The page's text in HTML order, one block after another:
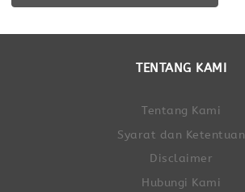
TENTANG KAMI
Tentang Kami
Syarat dan Ketentuan
Disclaimer
Hubungi Kami